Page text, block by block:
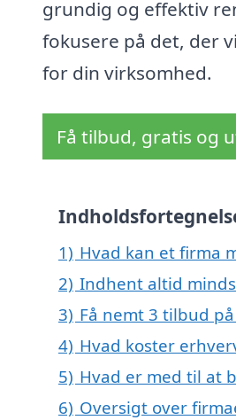
grundig og effektiv
fokusere på det, der
for din virksomhed.
Få tilbud, gratis og
1) Hvad kan et firma
2) Indhent altid
3) Få nemt 3 tilbud
4) Hvad koster
5) Hvad er med til at
6) Oversigt over